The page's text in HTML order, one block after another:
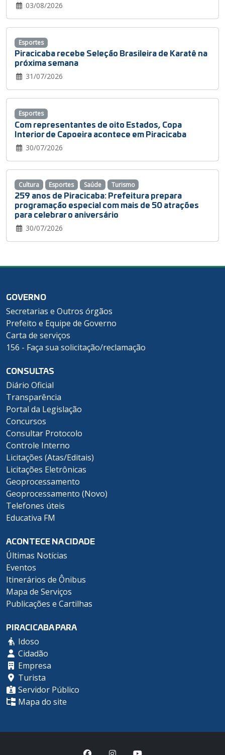
03/08/2026
Piracicaba recebe Seleção Brasileira de Karatê na
próxima semana
31/07/2026
Esportes
Com representantes de oito Estados, Copa
Interior de Capoeira acontece em Piracicaba
30/07/2026
Esportes
259 anos de Piracicaba: Prefeitura prepara
programação especial com mais de 50 atrações
para celebrar o aniversário
30/07/2026
Cultura Esportes Saúde Turismo
GOVERNO
Secretarias e Outros órgãos
Prefeito e Equipe de Governo
Carta de serviços
156 - Faça sua solicitação/reclamação
CONSULTAS
Diário Oficial
Transparência
Portal da Legislação
Concursos
Consultar Protocolo
Controle Interno
Licitações (Atas/Editais)
Licitações Eletrônicas
Geoprocessamento
Geoprocessamento (Novo)
Telefones úteis
Educativa FM
ACONTECE NA CIDADE
Últimas Notícias
Eventos
Itinerários de Ônibus
Mapa de Serviços
Publicações e Cartilhas
PIRACICABA PARA
Idoso
Cidadão
Empresa
Turista
Servidor Público
Mapa do site